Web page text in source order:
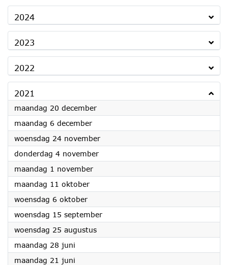
2024
2023
2022
2021
maandag 20 december2021
maandag 6 december2021
woensdag 24 november2021
donderdag 4 november2021
maandag 1 november2021
maandag 11 oktober2021
woensdag 6 oktober2021
woensdag 15 september2021
woensdag 25 augustus2021
maandag 28 juni
maandag 21 juni